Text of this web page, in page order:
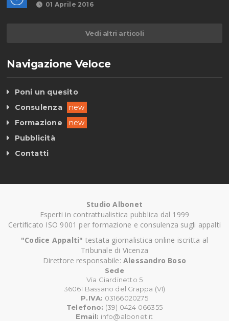
01 Aprile 2016
Vedi altri articoli
Navigazione Veloce
Poni un quesito
Consulenza
new
Formazione
new
Pubblicità
Contatti
Studio Albonet
Esperti in contrattualistica pubblica dal 1999
Certificato ISO 9001 per formazione e consulenza sugli appalti
"Codice Appalti" testata giornalistica online iscritta al
Tribunale di Vicenza
Direttore responsabile: Alessandro Boso
Sede
Via Giardinetto 5
36061 Bassano del Grappa (VI)
P.IVA: 03166020275
Telefono: (39) 0424 066355
Email: info@albonet.it